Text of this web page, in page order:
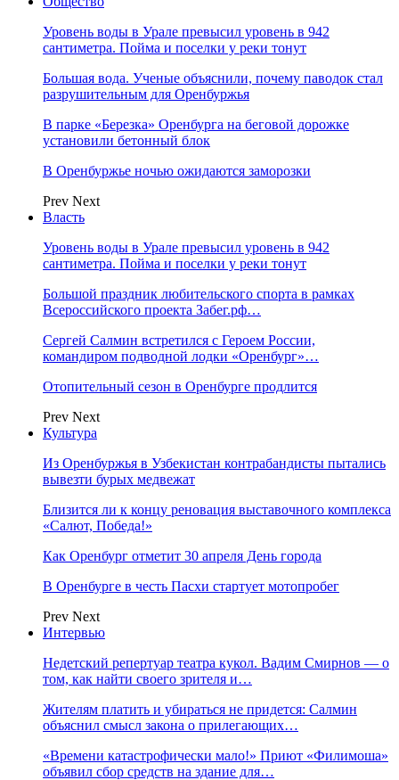
Уровень воды в Урале превысил уровень в 942
сантиметра. Пойма и поселки у реки тонут
Большая вода. Ученые объяснили, почему паводок стал
разрушительным для Оренбуржья
В парке «Березка» Оренбурга на беговой дорожке
установили бетонный блок
В Оренбуржье ночью ожидаются заморозки
Prev Next
Власть
Уровень воды в Урале превысил уровень в 942
сантиметра. Пойма и поселки у реки тонут
Большой праздник любительского спорта в рамках
Всероссийского проекта Забег.рф…
Сергей Салмин встретился с Героем России,
командиром подводной лодки «Оренбург»…
Отопительный сезон в Оренбурге продлится
Prev Next
Культура
Из Оренбуржья в Узбекистан контрабандисты пытались
вывезти бурых медвежат
Близится ли к концу реновация выставочного комплекса
«Салют, Победа!»
Как Оренбург отметит 30 апреля День города
В Оренбурге в честь Пасхи стартует мотопробег
Prev Next
Интервью
Недетский репертуар театра кукол. Вадим Смирнов — о
том, как найти своего зрителя и…
Жителям платить и убираться не придется: Салмин
объяснил смысл закона о прилегающих…
«Времени катастрофически мало!» Приют «Филимоша»
объявил сбор средств на здание для…